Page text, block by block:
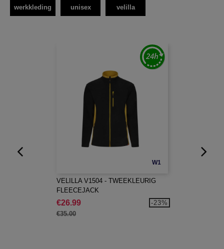
werkkleding unisex velilla
W1
VELILLA V1504 - TWEEKLEURIG
FLEECEJACK
€26.99
€35.00
-23%